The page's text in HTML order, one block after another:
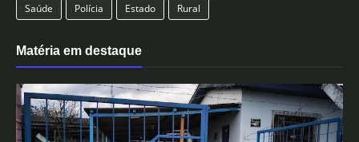
Saúde
Polícia Estado Rural
Matéria em destaque